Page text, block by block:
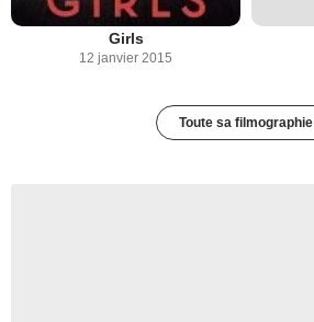
Girls
12 janvier 2015
Toute sa filmographie